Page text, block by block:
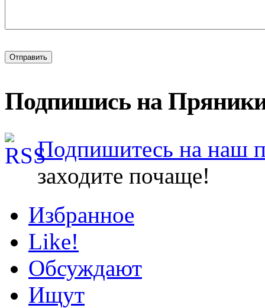
Подпишись на
Подпишитесь на наш
заходите почаще!
Избранное
Like!
Обсуждают
Ищут